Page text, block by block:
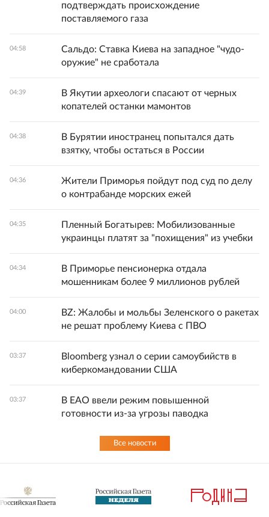
подтверждать происхождение
поставляемого газа
04:58
Сальдо: Ставка Киева на западное "чудо-
оружие" не сработала
04:39
В Якутии археологи спасают от черных
копателей останки мамонтов
04:38
В Бурятии иностранец попытался дать
взятку, чтобы остаться в России
04:36
Жители Приморья пойдут под суд по делу
о контрабанде морских ежей
04:35
Пленный Богатырев: Мобилизованные
украинцы платят за "похищения" из учебки
04:34
В Приморье пенсионерка отдала
мошенникам более 9 миллионов рублей
04:00
BZ: Жалобы и мольбы Зеленского о ракетах
не решат проблему Киева с ПВО
03:37
Bloomberg узнал о серии самоубийств в
киберкомандовании США
03:37
В ЕАО ввели режим повышенной
готовности из-за угрозы паводка
Все новости